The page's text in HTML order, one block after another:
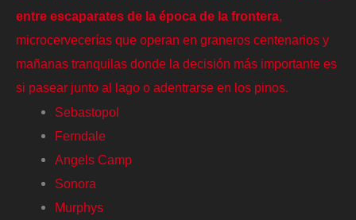
entre escaparates de la época de la frontera,
microcervecerías que operan en graneros centenarios y
mañanas tranquilas donde la decisión más importante es
si pasear junto al lago o adentrarse en los pinos.
Sebastopol
Ferndale
Angels Camp
Sonora
Murphys